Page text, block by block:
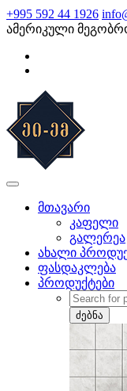
Skip
to
content
+995 592 44 1926
ამერიკული
მთავარი
კაფელი
გალერეა
ახალი
ფასდაკლება
პროდუქტები
Products
search
ძებნა